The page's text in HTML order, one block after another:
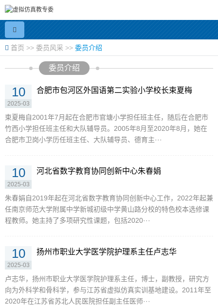
首页 >> 委员风采 >> 委员介绍
委员介绍
10
2025-03
合肥市包河区外国语第二实验小学校长束夏梅
束夏梅自2001年7月起在合肥市官塘小学担任班主任，随后在合肥市
竹西小学担任班主任和大队辅导员。2005年8月至2020年8月，她在
合肥市卫岗小学历任班主任、大队辅导员、德育主···
10
2025-03
河北省数字教育协同创新中心朱春娟
朱春娟自2019年起在河北省数字教育协同创新中心工作，2022年起兼
任南京师范大学附属中学新城初级中学黄山路分校的特色校本选修课
程教师。她主持了多项研究性课题，包括2020···
10
2025-03
扬州市职业大学医学院护理系主任卢志华
卢志华，扬州市职业大学医学院护理系主任，博士，副教授，研究方
向为外科学和骨科学，参与江苏省虚拟仿真实训基地建设。2011年至
2020年在江苏省苏北人民医院担任副主任医师···